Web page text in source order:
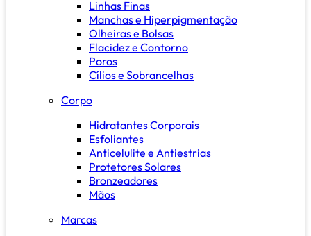
Linhas Finas
Manchas e Hiperpigmentação
Olheiras e Bolsas
Flacidez e Contorno
Poros
Cílios e Sobrancelhas
Corpo
Hidratantes Corporais
Esfoliantes
Anticelulite e Antiestrias
Protetores Solares
Bronzeadores
Mãos
Marcas